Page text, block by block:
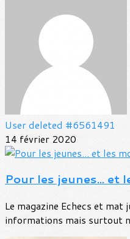
User deleted #6561491
14 février 2020
Pour les jeunes... et
Le magazine Echecs et
informations mais surtout